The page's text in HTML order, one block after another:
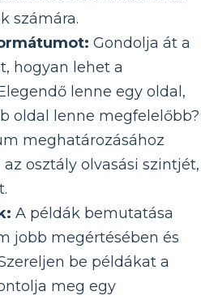
számára.
Gondolja át a
hogyan lehet a
lenne egy oldal,
oldal lenne megfelelőbb?
meghatározásához
osztály olvasási szintjét,
A példák bemutatása
jobb megértésében és
be példákat a
meg egy